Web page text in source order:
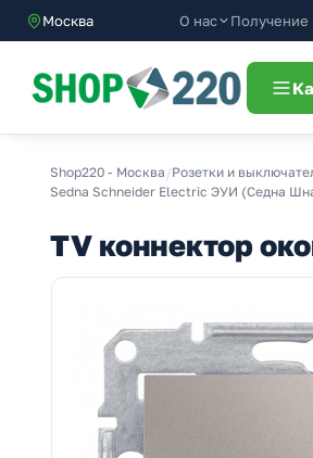
Москва О нас Получение
Shop220 - Москва /Розетки и
Sedna Schneider Electric ЭУИ (Седна
TV коннектор